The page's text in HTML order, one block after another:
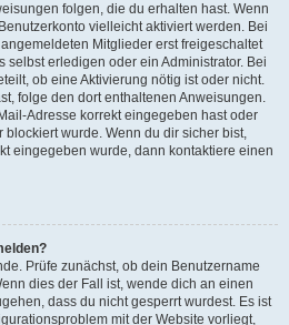
folgen, die du erhalten hast. Wenn
vielleicht aktiviert werden. Bei
Mitglieder erst freigeschaltet
selbst erledigen oder ein Administrator. Bei
ob eine Aktivierung nötig ist oder nicht.
folge den dort enthaltenen Anweisungen.
Adresse korrekt eingegeben hast oder
wurde. Wenn du dir sicher bist,
eingegeben wurde, dann kontaktiere einen
Prüfe zunächst, ob dein Benutzername
dies der Fall ist, wende dich an einen
dass du nicht gesperrt wurdest. Es ist
mit der Website vorliegt,